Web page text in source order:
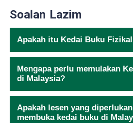
Soalan Lazim
Apakah itu Kedai Buku
Mengapa perlu memulakan
di Malaysia?
Apakah lesen yang
membuka kedai buku di